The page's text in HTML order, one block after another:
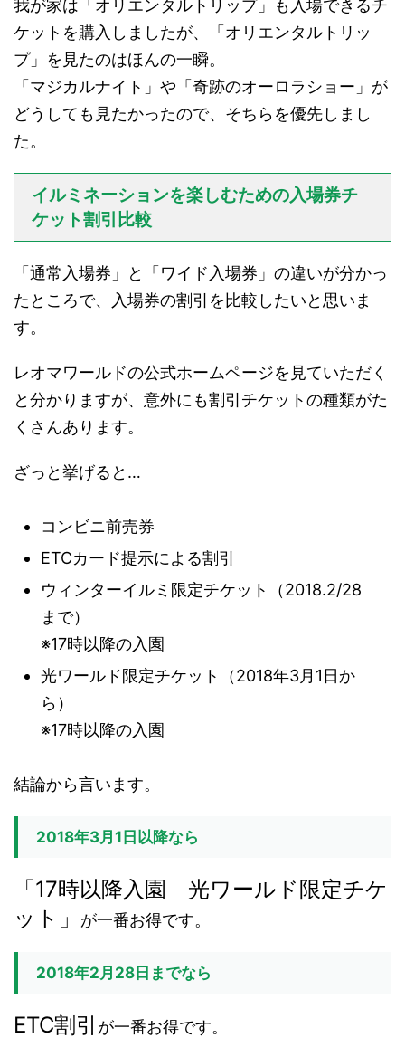
我が家は「オリエンタルトリップ」も入場できるチ
ケットを購入しましたが、「オリエンタルトリッ
プ」を見たのはほんの一瞬。
「マジカルナイト」や「奇跡のオーロラショー」が
どうしても見たかったので、そちらを優先しまし
た。
イルミネーションを楽しむための入場券チ
ケット割引比較
「通常入場券」と「ワイド入場券」の違いが分かっ
たところで、入場券の割引を比較したいと思いま
す。
レオマワールドの公式ホームページを見ていただく
と分かりますが、意外にも割引チケットの種類がた
くさんあります。
ざっと挙げると…
コンビニ前売券
ETCカード提示による割引
ウィンターイルミ限定チケット（2018.2/28
まで）
※17時以降の入園
光ワールド限定チケット（2018年3月1日か
ら）
※17時以降の入園
結論から言います。
2018年3月1日以降なら
「17時以降入園 光ワールド限定チケ
ット」
が一番お得です。
2018年2月28日までなら
ETC割引 が一番お得です。